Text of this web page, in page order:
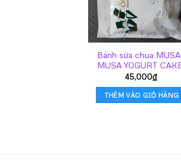
Bánh sữa chua
MUSA YOGURT
45,000₫
THÊM VÀO GIỎ HÀNG